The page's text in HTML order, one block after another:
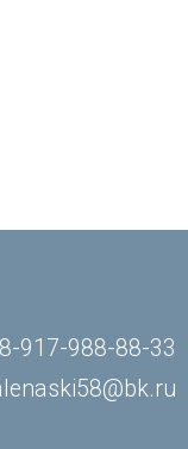
8-917-988-88-33